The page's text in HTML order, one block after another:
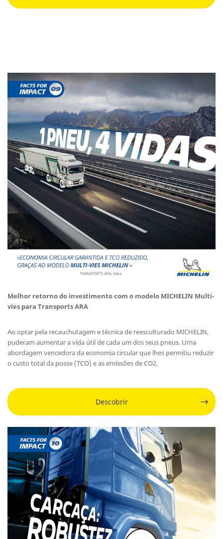
Melhor retorno do investimento com o modelo MICHELIN Multi-
vies para Transports ARA
Ao optar pela recauchutagem e técnica de reesculturado MICHELIN,
puderam aumentar a vida útil de cada um dos seus pneus. Uma
abordagem vencedora da economia circular que lhes permitiu reduzir
o custo total da posse (TCO) e as emissões de CO2.
Descobrir